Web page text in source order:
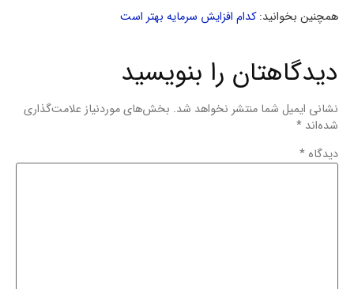
همچنین بخوانید:کدام افزایش سرمایه بهتر است
دیدگاهتان را بنویسید
نشانی ایمیل شما منتشر نخواهد شد. بخش‌های موردنیاز علامت‌گذاری
شده‌اند *
دیدگاه *